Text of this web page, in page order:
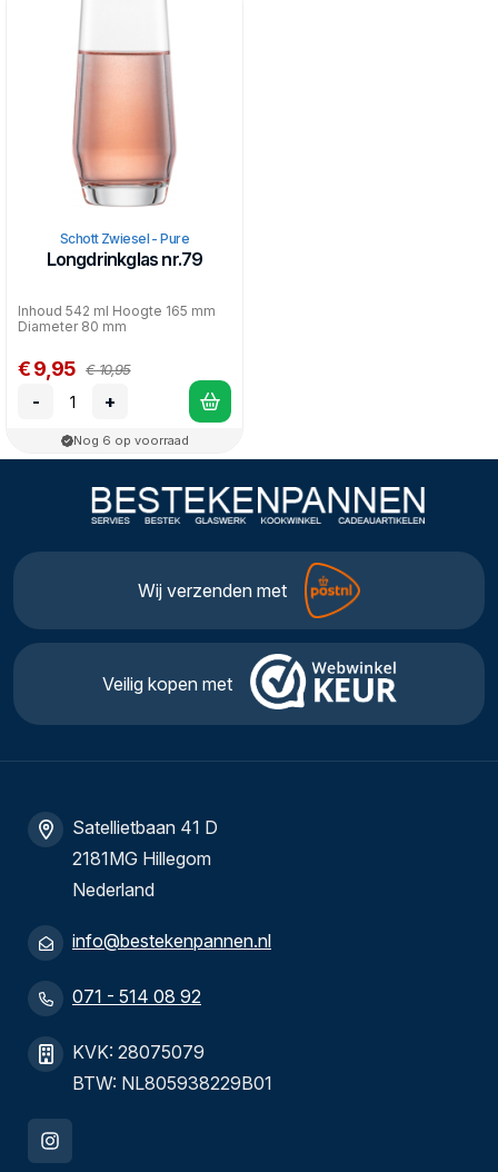
Schott Zwiesel - Pure
Longdrinkglas nr.79
Inhoud 542 ml Hoogte 165 mm
Diameter 80 mm
€ 9,95 € 10,95
- +
Nog 6 op voorraad
Wij verzenden met
Veilig kopen met
Satellietbaan 41 D
2181MG Hillegom
Nederland
info@bestekenpannen.nl
071 - 514 08 92
KVK: 28075079
BTW: NL805938229B01